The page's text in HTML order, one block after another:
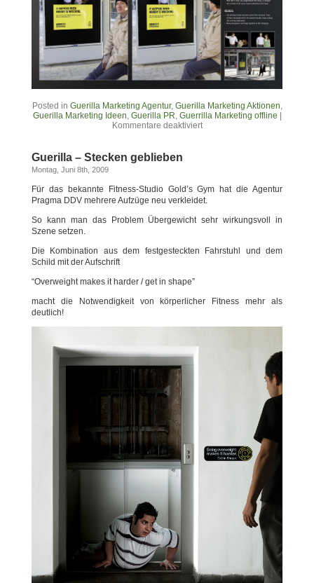
Posted in Guerilla Marketing Agentur, Guerilla Marketing Aktionen,
Guerilla Marketing Ideen, Guerilla PR, Guerrilla Marketing offline
Kommentare deaktiviert
Guerilla – Stecken geblieben
Montag, Juni 8th, 2009
Für das bekannte Fitness-Studio Gold’s Gym hat die Agentur
Pragma DDV mehrere Aufzüge neu verkleidet.
So kann man das Problem Übergewicht sehr wirkungsvoll in
Szene setzen.
Die Kombination aus dem festgesteckten Fahrstuhl und dem
Schild mit der Aufschrift
“Overweight makes it harder / get in shape”
macht die Notwendigkeit von körperlicher Fitness mehr als
deutlich!